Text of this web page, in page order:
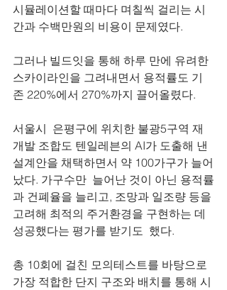
시뮬레이션할 때마다 며칠씩 걸리는 시
간과 수백만원의 비용이 문제였다.
그러나 빌드잇을 통해 하루 만에 유려한
스카이라인을 그려내면서 용적률도 기
존 220%에서 270%까지 끌어올렸다.
서울시  은평구에 위치한 불광5구역 재
개발 조합도 텐일레븐의 AI가 도출해 낸
설계안을 채택하면서 약 100가구가 늘어
났다. 가구수만  늘어난 것이 아닌 용적률
과 건폐율을 늘리고, 조망과 일조량 등을
고려해 최적의 주거환경을 구현하는 데
성공했다는 평가를 받기도  했다.
총 10회에 걸친 모의테스트를 바탕으로
가장 적합한 단지 구조와 배치를 통해 시